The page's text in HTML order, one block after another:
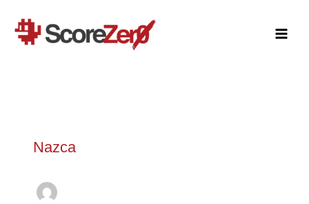
contenido
Nazca